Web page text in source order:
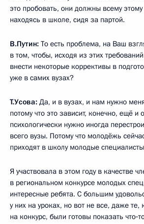
это пробовать, они должны всему этому
находясь в школе, сидя за партой.
В.Путин: То есть проблема, на Ваш
в том, чтобы, исходя из этих
внести некоторые коррективы в
уже в самих вузах?
Т.Усова: Да, и в вузах, и нам нужно
потому что это зависит, конечно, ещё и
психологически нужно иногда
всего вузы. Потому что молодёжь
приходят в школу молодые
Я участвовала в этом году в качестве
в региональном конкурсе молодых
интересные ребята. С большим
у них на уроках, но вот не все, даже те,
на конкурс, были готовы показать